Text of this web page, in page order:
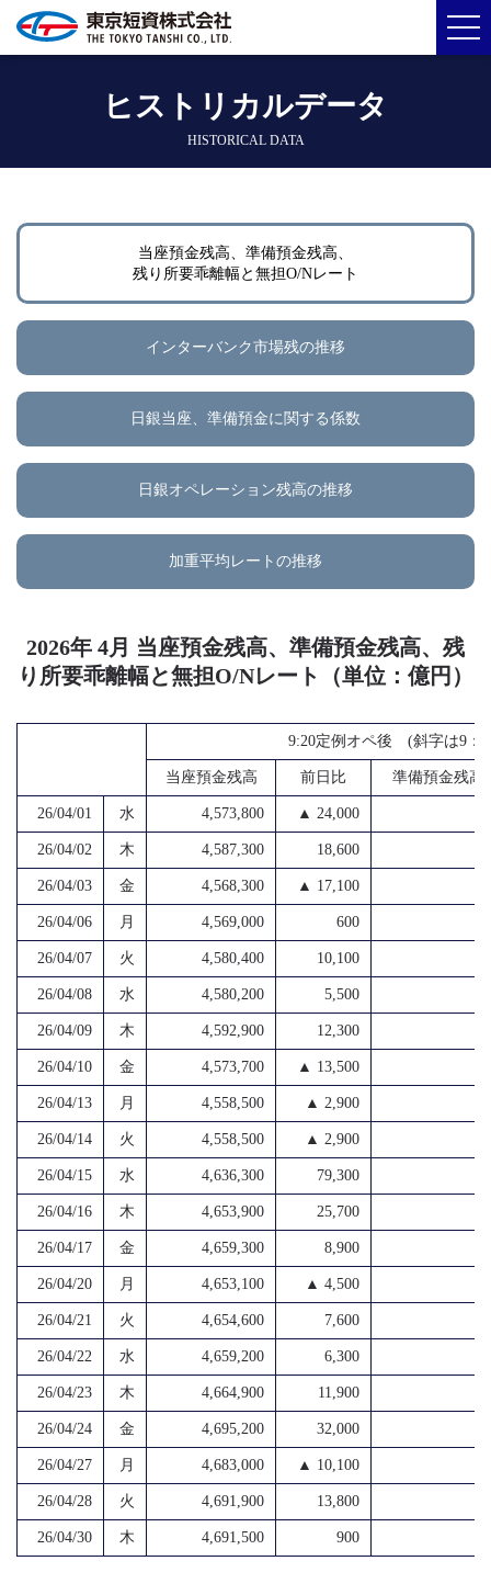
ヒストリカルデータ
HISTORICAL DATA
当座預金残高、準備預金残高、
残り所要乖離幅と無担O/Nレート
インターバンク市場残の推移
日銀当座、準備預金に関する係数
日銀オペレーション残高の推移
加重平均レートの推移
2026年 4月 当座預金残高、準備預金残高、残
り所要乖離幅と無担O/Nレート（単位：億円）
9:20定例オペ後 (斜字は9：
当座預金残高 前日比 準備預金残高
26/04/01 水 4,573,800 ▲ 24,000
26/04/02 木 4,587,300 18,600
26/04/03 金 4,568,300 ▲ 17,100
26/04/06 月 4,569,000 600
26/04/07 火 4,580,400 10,100
26/04/08 水 4,580,200 5,500
26/04/09 木 4,592,900 12,300
26/04/10 金 4,573,700 ▲ 13,500
26/04/13 月 4,558,500 ▲ 2,900
26/04/14 火 4,558,500 ▲ 2,900
26/04/15 水 4,636,300 79,300
26/04/16 木 4,653,900 25,700
26/04/17 金 4,659,300 8,900
26/04/20 月 4,653,100 ▲ 4,500
26/04/21 火 4,654,600 7,600
26/04/22 水 4,659,200 6,300
26/04/23 木 4,664,900 11,900
26/04/24 金 4,695,200 32,000
26/04/27 月 4,683,000 ▲ 10,100
26/04/28 火 4,691,900 13,800
26/04/30 木 4,691,500 900